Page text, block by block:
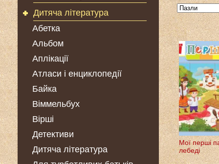
Дитяча література
Абетка
Альбом
Аплікації
Атласи і енциклопедії
Байка
Віммельбух
Вірші
Детективи
Дитяча література
Мої перші
лебеді